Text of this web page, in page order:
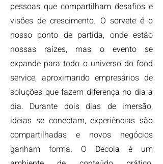
pessoas que compartilham desafios e
visões de crescimento. O sorvete é o
nosso ponto de partida, onde estão
nossas raízes, mas o evento se
expande para todo o universo do food
service, aproximando empresários de
soluções que fazem diferença no dia a
dia. Durante dois dias de imersão,
ideias se conectam, experiências são
compartilhadas e novos negócios
ganham forma. O Decola é um